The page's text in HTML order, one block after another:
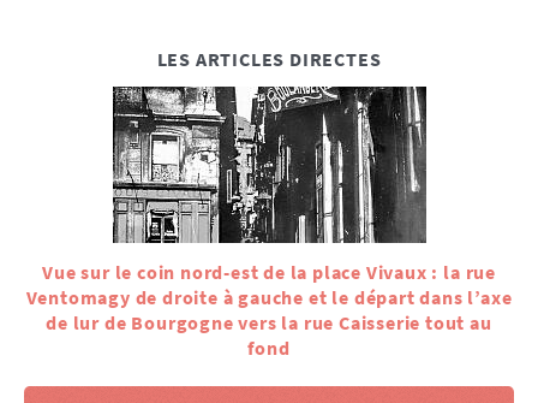
LES ARTICLES DIRECTES
Vue sur le coin nord-est de la place Vivaux : la rue
Ventomagy de droite à gauche et le départ dans l’axe
de lur de Bourgogne vers la rue Caisserie tout au
fond